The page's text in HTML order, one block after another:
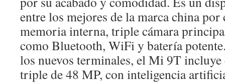
entre los mejores de la marca china
memoria interna, triple cámara
como Bluetooth, WiFi y batería
los nuevos terminales, el Mi 9T
triple de 48 MP, con inteligencia